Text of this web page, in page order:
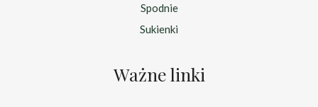
Spodnie
Sukienki
Ważne linki